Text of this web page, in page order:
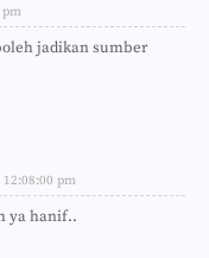
jadikan sumber
pm
ya hanif..